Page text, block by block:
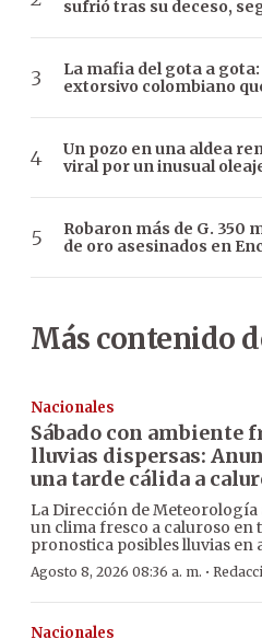
sufrió tras su deceso,
La mafia del gota a
extorsivo colombiano
Un pozo en una aldea
viral por un inusual
Robaron más de G. 350
de oro asesinados en
Más contenido
Nacionales
Sábado con ambiente
lluvias dispersas:
una tarde cálida a
La Dirección de
un clima fresco a caluroso en
pronostica posibles lluvias en
Agosto 8, 2026 08:36 a. m. ·
Nacionales